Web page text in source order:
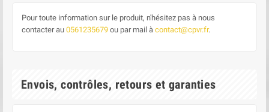
Pour toute information sur le produit, n'hésitez pas à nous
contacter au 0561235679 ou par mail à contact@cpvr.fr.
Envois, contrôles, retours et garanties